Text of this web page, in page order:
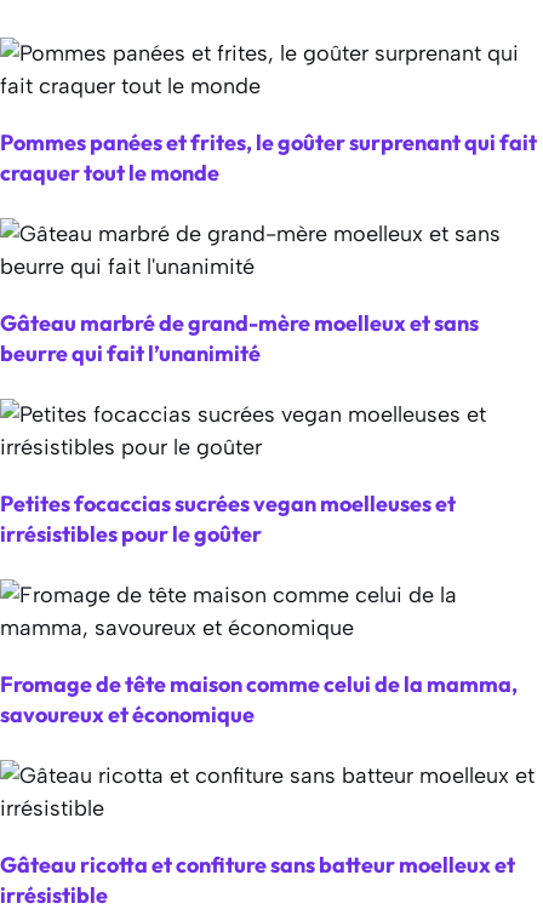
Pommes panées et frites, le goûter surprenant qui fait
craquer tout le monde
Gâteau marbré de grand-mère moelleux et sans
beurre qui fait l’unanimité
Petites focaccias sucrées vegan moelleuses et
irrésistibles pour le goûter
Fromage de tête maison comme celui de la mamma,
savoureux et économique
Gâteau ricotta et confiture sans batteur moelleux et
irrésistible